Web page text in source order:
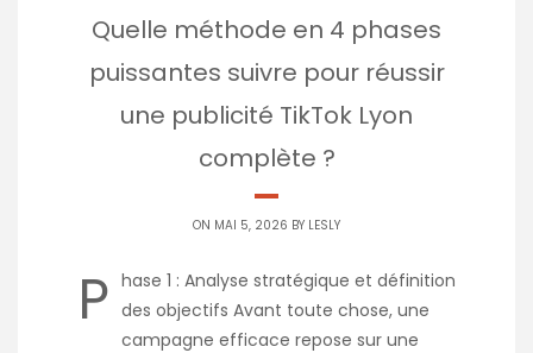
Quelle méthode en 4 phases
puissantes suivre pour réussir
une publicité TikTok Lyon
complète ?
ON MAI 5, 2026 BY LESLY
P hase 1 : Analyse stratégique et définition
des objectifs Avant toute chose, une
campagne efficace repose sur une